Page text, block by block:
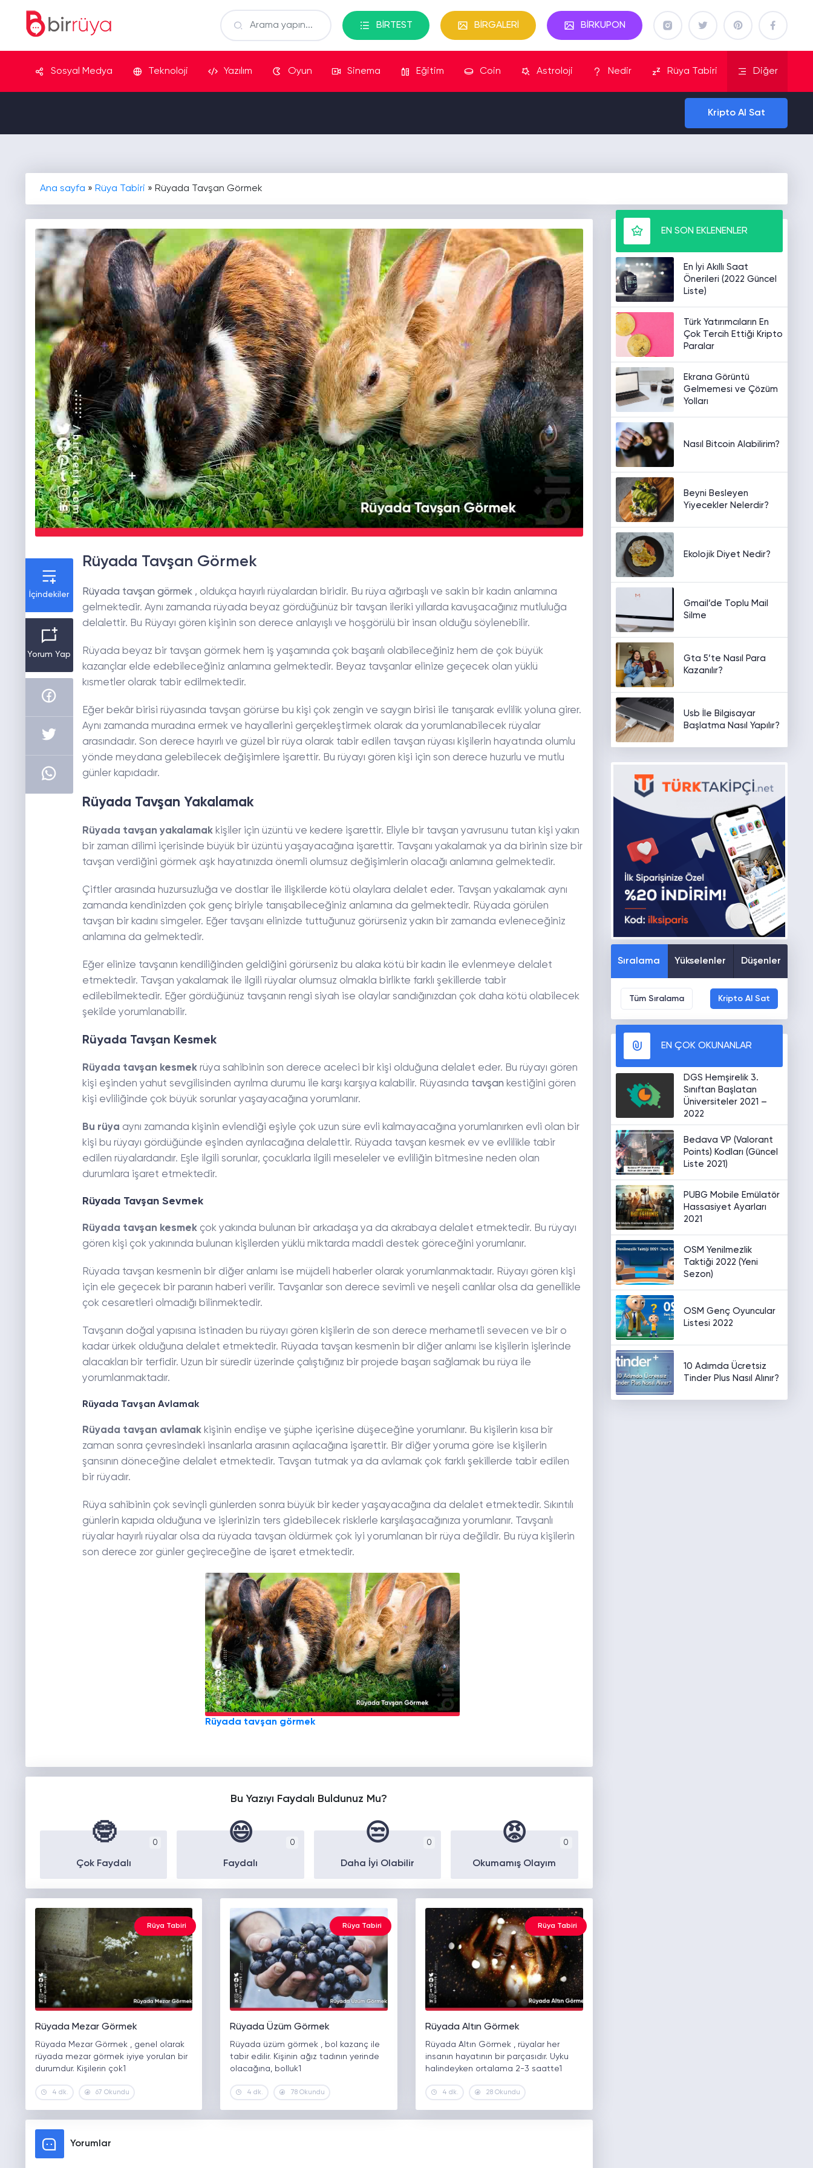
BİRTEST BİRGALERİ BİRKUPON
Sosyal Medya Teknoloji Yazılım Oyun Sinema Eğitim Coin Astroloji Nedir Rüya Tabiri Diğer
Kripto Al Sat
Ana sayfa » Rüya Tabiri » Rüyada Tavşan Görmek
İçindekiler
Yorum Yap
Rüyada Tavşan Görmek
Rüyada tavşan görmek, oldukça hayırlı rüyalardan biridir. Bu rüya ağırbaşlı ve sakin bir kadın anlamına
gelmektedir. Aynı zamanda rüyada beyaz gördüğünüz bir tavşan ileriki yıllarda kavuşacağınız mutluluğa
delalettir. Bu Rüyayı gören kişinin son derece anlayışlı ve hoşgörülü bir insan olduğu söylenebilir.
Rüyada beyaz bir tavşan görmek hem iş yaşamında çok başarılı olabileceğiniz hem de çok büyük
kazançlar elde edebileceğiniz anlamına gelmektedir. Beyaz tavşanlar elinize geçecek olan yüklü
kısmetler olarak tabir edilmektedir.
Eğer bekâr birisi rüyasında tavşan görürse bu kişi çok zengin ve saygın birisi ile tanışarak evlilik yoluna girer.
Aynı zamanda muradına ermek ve hayallerini gerçekleştirmek olarak da yorumlanabilecek rüyalar
arasındadır. Son derece hayırlı ve güzel bir rüya olarak tabir edilen tavşan rüyası kişilerin hayatında olumlu
yönde meydana gelebilecek değişimlere işarettir. Bu rüyayı gören kişi için son derece huzurlu ve mutlu
günler kapıdadır.
Rüyada Tavşan Yakalamak
Rüyada tavşan yakalamakkişiler için üzüntü ve kedere işarettir. Eliyle bir tavşan yavrusunu tutan kişi yakın
bir zaman dilimi içerisinde büyük bir üzüntü yaşayacağına işarettir. Tavşanı yakalamak ya da birinin size bir
tavşan verdiğini görmek aşk hayatınızda önemli olumsuz değişimlerin olacağı anlamına gelmektedir.
Çiftler arasında huzursuzluğa ve dostlar ile ilişkilerde kötü olaylara delalet eder. Tavşan yakalamak aynı
zamanda kendinizden çok genç biriyle tanışabileceğiniz anlamına da gelmektedir. Rüyada görülen
tavşan bir kadını simgeler. Eğer tavşanı elinizde tuttuğunuz görürseniz yakın bir zamanda evleneceğiniz
anlamına da gelmektedir.
Eğer elinize tavşanın kendiliğinden geldiğini görürseniz bu alaka kötü bir kadın ile evlenmeye delalet
etmektedir. Tavşan yakalamak ile ilgili rüyalar olumsuz olmakla birlikte farklı şekillerde tabir
edilebilmektedir. Eğer gördüğünüz tavşanın rengi siyah ise olaylar sandığınızdan çok daha kötü olabilecek
şekilde yorumlanabilir.
Rüyada Tavşan Kesmek
Rüyada tavşan kesmekrüya sahibinin son derece aceleci bir kişi olduğuna delalet eder. Bu rüyayı gören
kişi eşinden yahut sevgilisinden ayrılma durumu ile karşı karşıya kalabilir. Rüyasında tavşan kestiğini gören
kişi evliliğinde çok büyük sorunlar yaşayacağına yorumlanır.
Bu rüya aynı zamanda kişinin evlendiği eşiyle çok uzun süre evli kalmayacağına yorumlanırken evli olan bir
kişi bu rüyayı gördüğünde eşinden ayrılacağına delalettir. Rüyada tavşan kesmek ev ve evlilikle tabir
edilen rüyalardandır. Eşle ilgili sorunlar, çocuklarla ilgili meseleler ve evliliğin bitmesine neden olan
durumlara işaret etmektedir.
Rüyada Tavşan Sevmek
Rüyada tavşan kesmekçok yakında bulunan bir arkadaşa ya da akrabaya delalet etmektedir. Bu rüyayı
gören kişi çok yakınında bulunan kişilerden yüklü miktarda maddi destek göreceğini yorumlanır.
Rüyada tavşan kesmenin bir diğer anlamı ise müjdeli haberler olarak yorumlanmaktadır. Rüyayı gören kişi
için ele geçecek bir paranın haberi verilir. Tavşanlar son derece sevimli ve neşeli canlılar olsa da genellikle
çok cesaretleri olmadığı bilinmektedir.
Tavşanın doğal yapısına istinaden bu rüyayı gören kişilerin de son derece merhametli sevecen ve bir o
kadar ürkek olduğuna delalet etmektedir. Rüyada tavşan kesmenin bir diğer anlamı ise kişilerin işlerinde
alacakları bir terfidir. Uzun bir süredir üzerinde çalıştığınız bir projede başarı sağlamak bu rüya ile
yorumlanmaktadır.
Rüyada Tavşan Avlamak
Rüyada tavşan avlamakkişinin endişe ve şüphe içerisine düşeceğine yorumlanır. Bu kişilerin kısa bir
zaman sonra çevresindeki insanlarla arasının açılacağına işarettir. Bir diğer yoruma göre ise kişilerin
şansının döneceğine delalet etmektedir. Tavşan tutmak ya da avlamak çok farklı şekillerde tabir edilen
bir rüyadır.
Rüya sahibinin çok sevinçli günlerden sonra büyük bir keder yaşayacağına da delalet etmektedir. Sıkıntılı
günlerin kapıda olduğuna ve işlerinizin ters gidebilecek risklerle karşılaşacağınıza yorumlanır. Tavşanlı
rüyalar hayırlı rüyalar olsa da rüyada tavşan öldürmek çok iyi yorumlanan bir rüya değildir. Bu rüya kişilerin
son derece zor günler geçireceğine de işaret etmektedir.
Rüyada tavşan görmek
Bu Yazıyı Faydalı Buldunuz Mu?
0
🤓
Çok Faydalı
0
😄
Faydalı
0
😒
Daha İyi Olabilir
0
😡
Okumamış Olayım
Rüya Tabiri
Rüyada Mezar Görmek
Rüyada Mezar Görmek , genel olarak
rüyada mezar görmek iyiye yorulan bir
durumdur. Kişilerin çok1
4 dk. 67 Okundu
Rüya Tabiri
Rüyada Üzüm Görmek
Rüyada üzüm görmek , bol kazanç ile
tabir edilir. Kişinin ağız tadının yerinde
olacağına, bolluk1
4 dk. 78 Okundu
Rüya Tabiri
Rüyada Altın Görmek
Rüyada Altın Görmek , rüyalar her
insanın hayatının bir parçasıdır. Uyku
halindeyken ortalama 2-3 saatte1
4 dk. 28 Okundu
Yorumlar
EN SON EKLENENLER
En İyi Akıllı Saat
Önerileri (2022 Güncel
Liste)
Türk Yatırımcıların En
Çok Tercih Ettiği Kripto
Paralar
Ekrana Görüntü
Gelmemesi ve Çözüm
Yolları
Nasıl Bitcoin Alabilirim?
Beyni Besleyen
Yiyecekler Nelerdir?
Ekolojik Diyet Nedir?
Gmail’de Toplu Mail
Silme
Gta 5’te Nasıl Para
Kazanılır?
Usb İle Bilgisayar
Başlatma Nasıl Yapılır?
Sıralama Yükselenler Düşenler
Tüm Sıralama Kripto Al Sat
EN ÇOK OKUNANLAR
DGS Hemşirelik 3.
Sınıftan Başlatan
Üniversiteler 2021 –
2022
Bedava VP (Valorant
Points) Kodları (Güncel
Liste 2021)
PUBG Mobile Emülatör
Hassasiyet Ayarları
2021
OSM Yenilmezlik
Taktiği 2022 (Yeni
Sezon)
OSM Genç Oyuncular
Listesi 2022
10 Adımda Ücretsiz
Tinder Plus Nasıl Alınır?